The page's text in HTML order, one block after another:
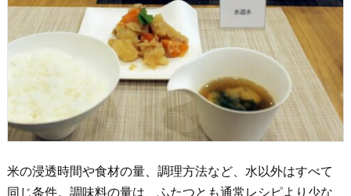
米の浸透時間や食材の量、調理方法など、水以外はすべて
同じ条件。調味料の量は、ふたつとも通常レシピより少な